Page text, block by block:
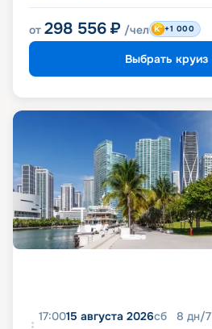
от 298 556 ₽ /чел +1 000
Выбрать круиз
17:0015 августа 2026сб 8 дн/7